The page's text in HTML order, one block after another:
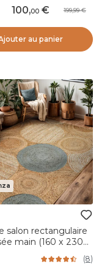
100,00 199,99
au panier
salon rectangulaire
main (160 x 230
(8)